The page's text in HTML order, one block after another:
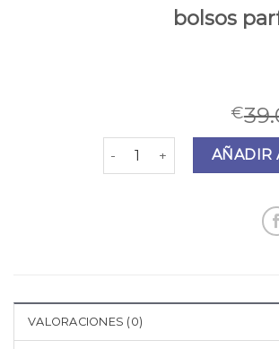
bolsos
€
bolsos parfois rebajas
AÑADIR
VALORACIONES (0)